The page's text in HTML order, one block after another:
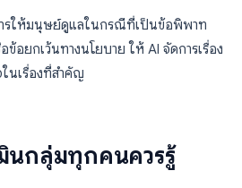
รให้มนุษย์ดูแลในกรณีที่เป็นข้อพิพาท
ข้อยกเว้นทางนโยบาย ให้ AI จัดการเรื่อง
นเรื่องที่สำคัญ
กลุ่มทุกคนควรรู้